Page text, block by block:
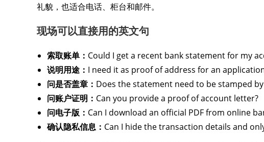
礼貌，也适合电话、柜台和邮件。
现场可以直接用的英文句
索取账单： Could I get a recent bank statement for my
说明用途： I need it as proof of address for an
问是否盖章： Does the statement need to be stamped
问账户证明： Can you provide a proof of account letter?
问电子版： Can I download an official PDF from online
确认隐私信息： Can I hide the transaction details and